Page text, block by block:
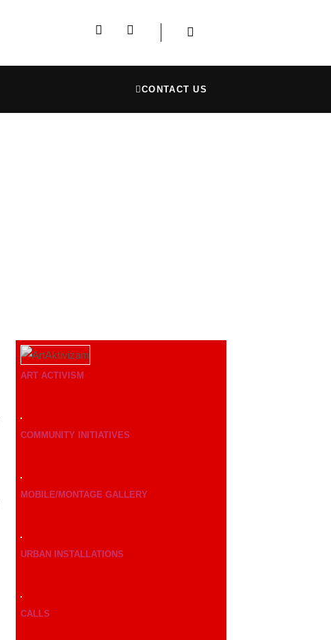
CONTACT US
ART ACTIVISM
COMMUNITY INITIATIVES
MOBILE/MONTAGE GALLERY
URBAN INSTALLATIONS
CALLS